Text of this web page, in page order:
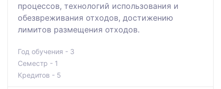
процессов, технологий использования и
обезвреживания отходов, достижению
лимитов размещения отходов.
Год обучения - 3
Семестр - 1
Кредитов - 5